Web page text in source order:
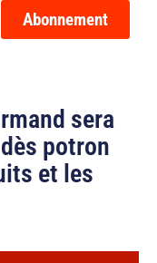
Abonnement
sera
potron
et les